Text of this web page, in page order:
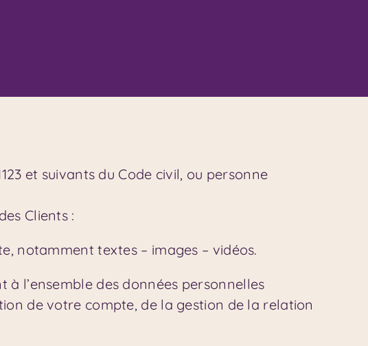
et suivants du Code civil, ou personne
Clients :
notamment textes – images – vidéos.
l’ensemble des données personnelles
de votre compte, de la gestion de la relation